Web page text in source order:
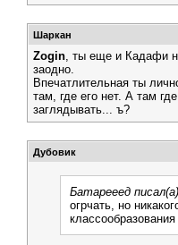
Шаркан
Zogin, ты еще и Кадафи
заодно.
Впечатлительная ты
там, где его нет. А там
заглядывать... ъ?
Дубовик
Батарееед
огрчать, но